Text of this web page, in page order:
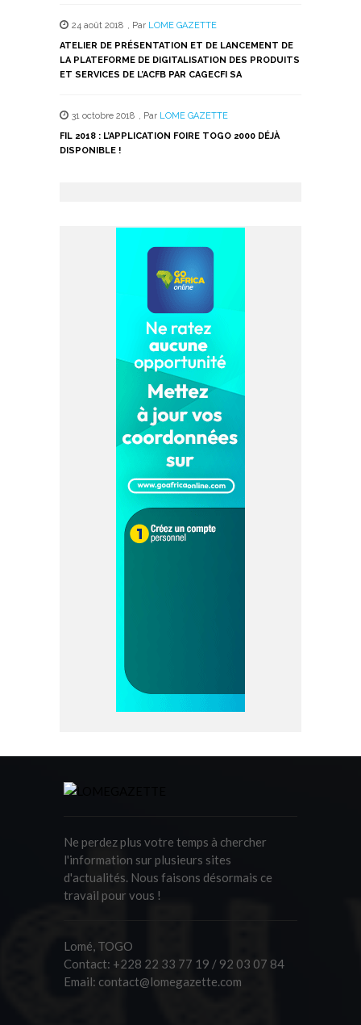
24 août 2018 , Par LOME GAZETTE
ATELIER DE PRÉSENTATION ET DE LANCEMENT DE
LA PLATEFORME DE DIGITALISATION DES PRODUITS
ET SERVICES DE L’ACFB PAR CAGECFI SA
31 octobre 2018 , Par LOME GAZETTE
FIL 2018 : L’APPLICATION FOIRE TOGO 2000 DÉJÀ
DISPONIBLE !
Ne perdez plus votre temps à chercher
l'information sur plusieurs sites
d'actualités. Nous faisons désormais ce
travail pour vous !
Lomé, TOGO
Contact: +228 22 33 77 19 / 92 03 07 84
Email: contact@lomegazette.com